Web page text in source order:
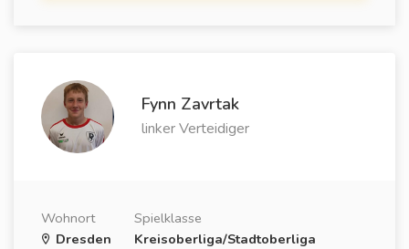
Fynn Zavrtak
linker Verteidiger
Wohnort
Dresden
Spielklasse
Kreisoberliga/Stadtoberliga